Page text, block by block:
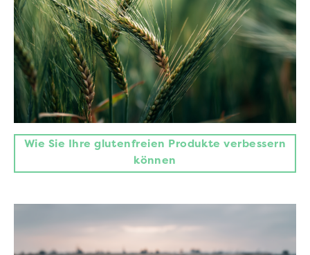
Wie Sie Ihre glutenfreien Produkte verbessern
können